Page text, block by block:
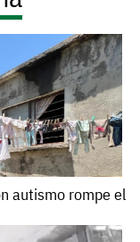
autismo rompe el